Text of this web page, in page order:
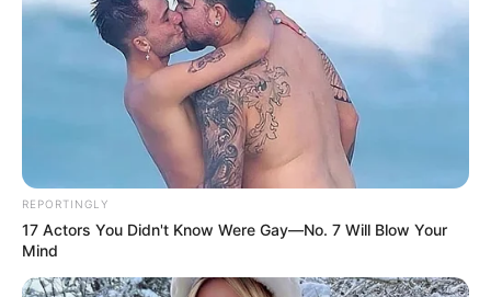
REPORTINGLY
17 Actors You Didn't Know Were Gay—No. 7 Will Blow Your
Mind